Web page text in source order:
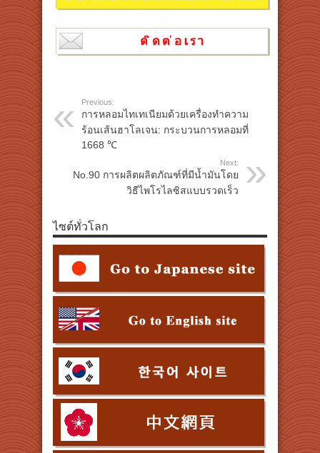
Previous:
การหลอมไทเทเนียมด้วยเครื่องทำความ
ร้อนเส้นฮาโลเจน: กระบวนการหลอมที่
1668 ℃
Next:
No.90 การผลิตผลิตภัณฑ์ที่มีน้ำมันโดย
วิธีไพโรไลซิสแบบรวดเร็ว
ไซต์ทั่วโลก